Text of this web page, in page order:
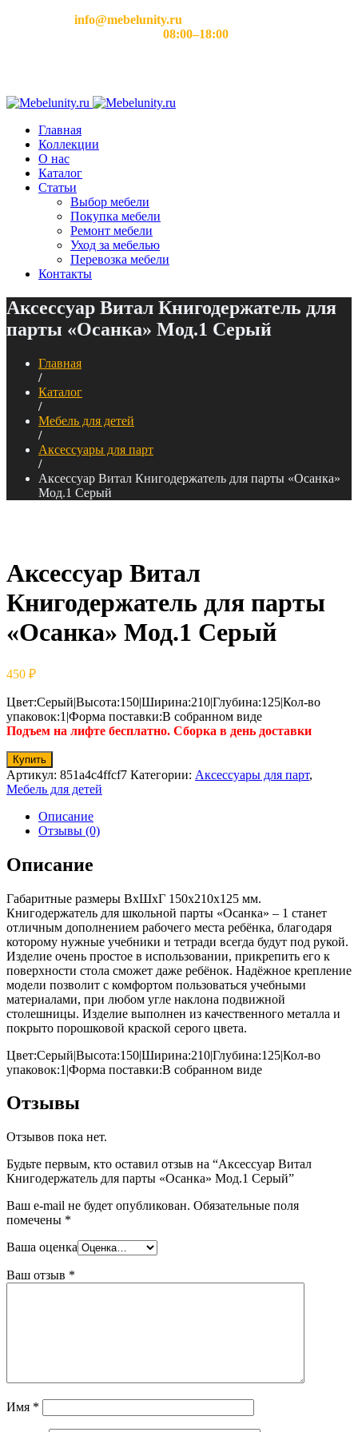
info@mebelunity.ru
08:00–18:00
Главная
Коллекции
О нас
Каталог
Статьи
Выбор мебели
Покупка мебели
Ремонт мебели
Уход за мебелью
Перевозка мебели
Контакты
Аксессуар Витал Книгодержатель для
парты «Осанка» Мод.1 Серый
Главная
/
Каталог
/
Мебель для детей
/
Аксессуары для парт
/
Аксессуар Витал Книгодержатель для парты «Осанка»
Мод.1 Серый
Аксессуар Витал
Книгодержатель для парты
«Осанка» Мод.1 Серый
450 ₽
Цвет:Серый|Высота:150|Ширина:210|Глубина:125|Кол-во
упаковок:1|Форма поставки:В собранном виде
Подъем на лифте бесплатно. Сборка в день доставки
Купить
Артикул: 851a4c4ffcf7 Категории: Аксессуары для парт,
Мебель для детей
Описание
Отзывы (0)
Описание
Габаритные размеры ВхШхГ 150x210x125 мм.
Книгодержатель для школьной парты «Осанка» – 1 станет
отличным дополнением рабочего места ребёнка, благодаря
которому нужные учебники и тетради всегда будут под рукой.
Изделие очень простое в использовании, прикрепить его к
поверхности стола сможет даже ребёнок. Надёжное крепление
модели позволит с комфортом пользоваться учебными
материалами, при любом угле наклона подвижной
столешницы. Изделие выполнен из качественного металла и
покрыто порошковой краской серого цвета.
Цвет:Серый|Высота:150|Ширина:210|Глубина:125|Кол-во
упаковок:1|Форма поставки:В собранном виде
Отзывы
Отзывов пока нет.
Будьте первым, кто оставил отзыв на “Аксессуар Витал
Книгодержатель для парты «Осанка» Мод.1 Серый”
Ваш e-mail не будет опубликован. Обязательные поля
помечены *
Ваша оценка
Ваш отзыв *
Имя *